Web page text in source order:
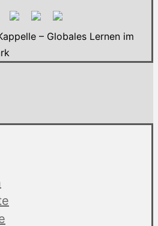
– Globales Lernen im